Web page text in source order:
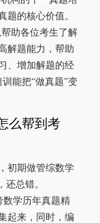
题的核心价值。
助各位考生了解
解题能力，帮助
、增加解题的经
能把“做真题”变
么帮到考
初期做管综数学
还总错。
数学历年真题精
起来，同时，编